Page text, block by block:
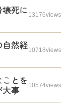
死に 13176views
然経10718views
とを
大事
10574views